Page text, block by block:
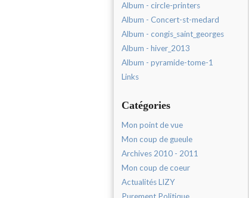
Album - circle-printers
Album - Concert-st-medard
Album - congis_saint_georges
Album - hiver_2013
Album - pyramide-tome-1
Links
Catégories
Mon point de vue
Mon coup de gueule
Archives 2010 - 2011
Mon coup de coeur
Actualités LIZY